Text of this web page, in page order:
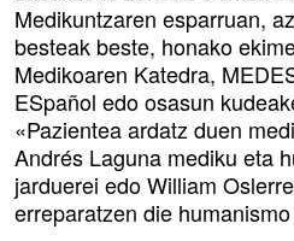
Medikuntzaren esparruan,
besteak beste, honako
Medikoaren Katedra,
ESpañol edo osasun
«Pazientea ardatz duen
Andrés Laguna mediku eta
jarduerei edo William
erreparatzen die